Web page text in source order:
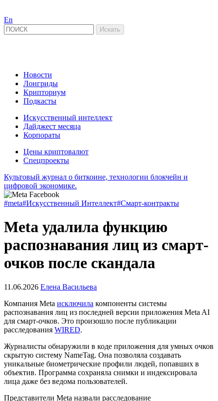
En
Новости
Лонгриды
Крипториум
Подкасты
Искусственный интеллект
Дайджест месяца
Корпораты
Цены криптовалют
Спецпроекты
Культовый журнал о биткоине, технологии блокчейн и
цифровой экономике.
#meta#Искусственный Интеллект#Смарт-контракты
Meta удалила функцию
распознавания лиц из смарт-
очков после скандала
11.06.2026 Елена Васильева
Компания Meta исключила компоненты системы
распознавания лиц из последней версии приложения Meta AI
для смарт-очков. Это произошло после публикации
расследования WIRED.
Журналисты обнаружили в коде приложения для умных очков
скрытую систему NameTag. Она позволяла создавать
уникальные биометрические профили людей, попавших в
объектив. Программа сохраняла снимки и индексировала
лица даже без ведома пользователей.
Представители Meta назвали расследование